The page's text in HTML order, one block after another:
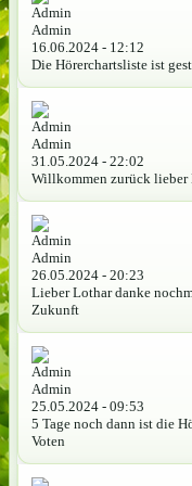
Admin
16.06.2024 - 12:12
Die Hörerchartsliste ist
Admin
31.05.2024 - 22:02
Willkommen zurück lieber
Admin
26.05.2024 - 20:23
Lieber Lothar danke
Zukunft
Admin
25.05.2024 - 09:53
5 Tage noch dann ist die
Voten